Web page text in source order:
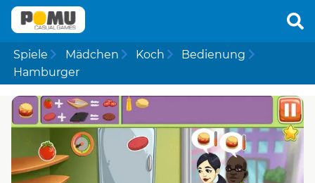
Spiele Mädchen Koch
Bedienung
Hamburger